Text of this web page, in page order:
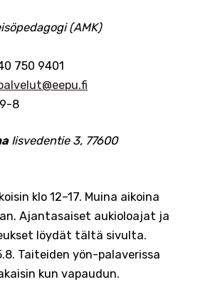
(AMK)
750 9401
8
Iisvedentie 3, 77600
klo 12–17. Muina aikoina
Ajantasaiset aukioloajat ja
löydät tältä sivulta.
Taiteiden yön-palaverissa
kun vapaudun.